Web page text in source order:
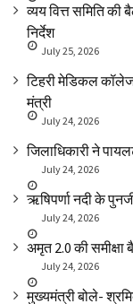
व्यय वित्त समिति
निर्देश
July 25, 2026
टिहरी मेडिकल
मंत्री
July 24, 2026
जिलाधिकारी ने
July 24, 2026
ऋषिपर्णा नदी के
July 24, 2026
अमृत 2.0 की समीक्षा
July 24, 2026
मुख्यमंत्री बोले-